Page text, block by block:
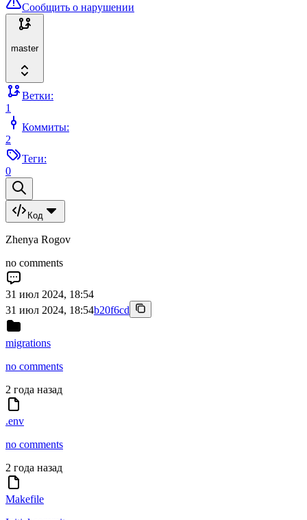
Сообщить о нарушении
master
Ветки:
1
Коммиты:
2
Теги:
0
Код
Zhenya Rogov
no comments
31 июл 2024, 18:54
31 июл 2024, 18:54b20f6cd
migrations
no comments
2 года назад
.env
no comments
2 года назад
Makefile